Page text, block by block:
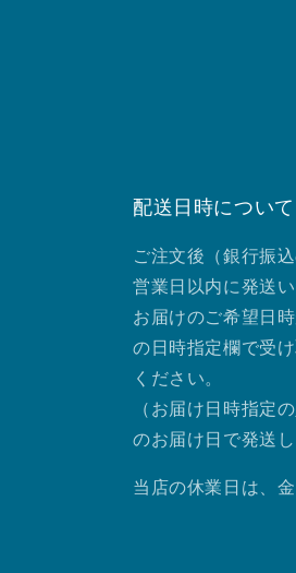
配送日時について
ご注文後（銀行振
営業日以内に発送い
お届けのご希望日
の日時指定欄で受
ください。
（お届け日時指定
のお届け日で発送し
当店の休業日は、